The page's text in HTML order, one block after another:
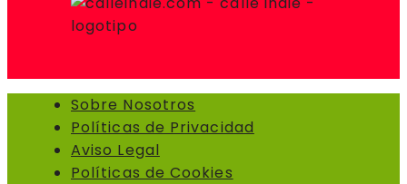
Sobre Nosotros
Políticas de Privacidad
Aviso Legal
Políticas de Cookies